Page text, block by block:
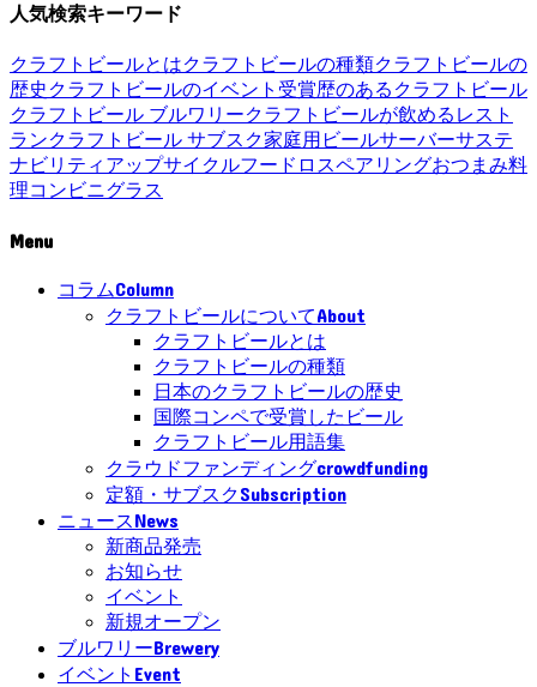
人気検索キーワード
クラフトビールとはクラフトビールの種類クラフトビールの
歴史 クラフトビールのイベント 受賞歴のあるクラフトビール
クラフトビール ブルワリークラフトビールが飲めるレスト
ランクラフトビール サブスク家庭用ビールサーバーサステ
ナビリティ アップサイクルフードロスペアリングおつまみ料
理コンビニグラス
Menu
コラムColumn
クラフトビールについてAbout
クラフトビールとは
クラフトビールの種類
日本のクラフトビールの歴史
国際コンペで受賞したビール
クラフトビール用語集
クラウドファンディングcrowdfunding
定額・サブスクSubscription
ニュースNews
新商品発売
お知らせ
イベント
新規オープン
ブルワリーBrewery
イベント Event